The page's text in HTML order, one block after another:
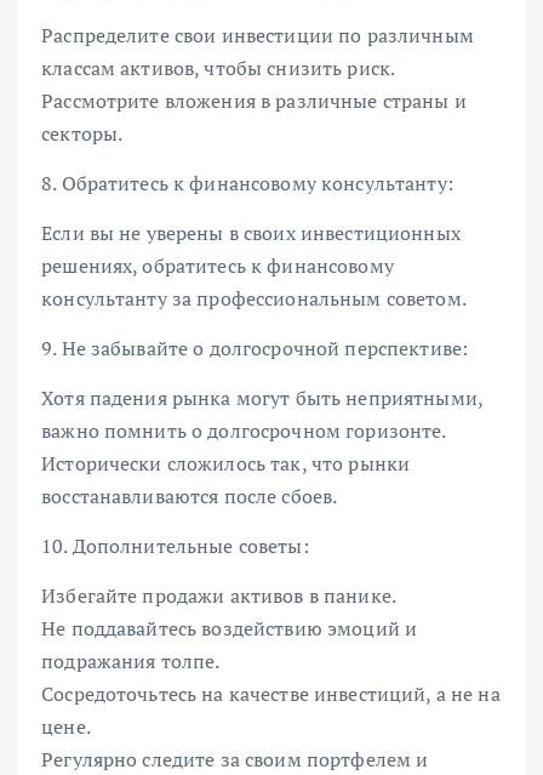
Распределите свои инвестиции по различным
классам активов, чтобы снизить риск.
Рассмотрите вложения в различные страны и
секторы.
8. Обратитесь к финансовому консультанту:
Если вы не уверены в своих инвестиционных
решениях, обратитесь к финансовому
консультанту за профессиональным советом.
9. Не забывайте о долгосрочной перспективе:
Хотя падения рынка могут быть неприятными,
важно помнить о долгосрочном горизонте.
Исторически сложилось так, что рынки
восстанавливаются после сбоев.
10. Дополнительные советы:
Избегайте продажи активов в панике.
Не поддавайтесь воздействию эмоций и
подражания толпе.
Сосредоточьтесь на качестве инвестиций, а не на
цене.
Регулярно следите за своим портфелем и